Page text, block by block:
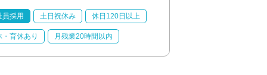
員採用 土日祝休み 休日120日以上
・育休あり 月残業20時間以内